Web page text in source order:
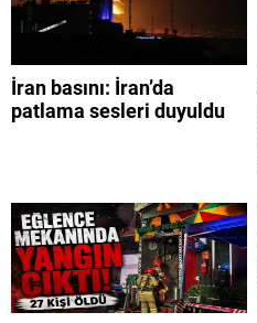
İran basını: İran’da
patlama sesleri duyuldu